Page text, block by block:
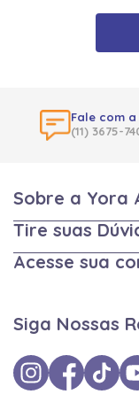
Fale com
(11) 3675-
Sobre a Yora
Tire suas
Acesse sua
Siga Nossas